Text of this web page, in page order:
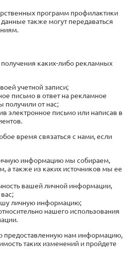
программ профилактики
также могут передаваться
каких-либо рекламных
учетной записи;
письмо в ответ на рекламное
получили от нас;
электронное письмо или написав в
время связаться с нами, если
информацию мы собираем,
а также из каких источников мы ее
вашей личной информации,
личную информацию;
нашего использования
нам информацию,
таких изменений и пройдете